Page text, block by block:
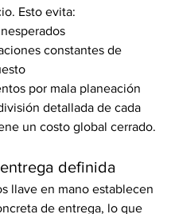
Esto evita:
constantes de
por mala planeación
detallada de cada
un costo global cerrado.
definida
llave en mano establecen
de entrega, lo que